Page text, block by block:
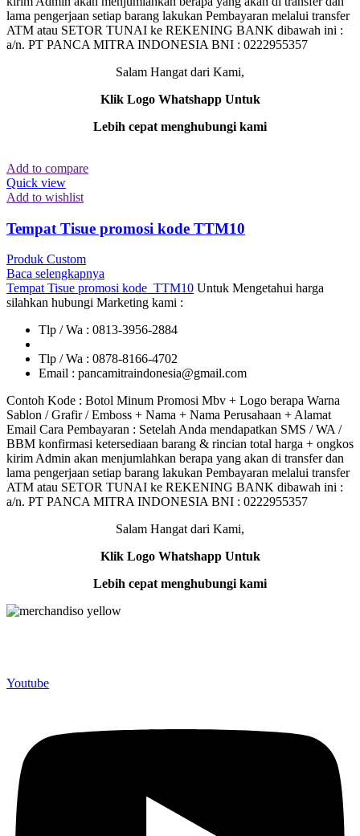
lama pengerjaan setiap barang lakukan Pembayaran melalui transfer
ATM atau SETOR TUNAI ke REKENING BANK dibawah ini :
a/n. PT PANCA MITRA INDONESIA BNI : 0222955357
Salam Hangat dari Kami,
Klik Logo Whatshapp Untuk
Lebih cepat menghubungi kami
Add to compare
Quick view
Add to wishlist
Tempat Tisue promosi kode TTM10
Produk Custom
Baca selengkapnya
Tempat Tisue promosi kode TTM10 Untuk Mengetahui harga
silahkan hubungi Marketing kami :
Tlp / Wa : 0813-3956-2884
Tlp / Wa : 0878-8166-4702
Email : pancamitraindonesia@gmail.com
Contoh Kode : Botol Minum Promosi Mbv + Logo berapa Warna
Sablon / Grafir / Emboss + Nama + Nama Perusahaan + Alamat
Email Cara Pembayaran : Setelah Anda mendapatkan SMS / WA /
BBM konfirmasi ketersediaan barang & rincian total harga + ongkos
kirim Admin akan menjumlahkan berapa yang akan di transfer dan
lama pengerjaan setiap barang lakukan Pembayaran melalui transfer
ATM atau SETOR TUNAI ke REKENING BANK dibawah ini :
a/n. PT PANCA MITRA INDONESIA BNI : 0222955357
Salam Hangat dari Kami,
Klik Logo Whatshapp Untuk
Lebih cepat menghubungi kami
Youtube